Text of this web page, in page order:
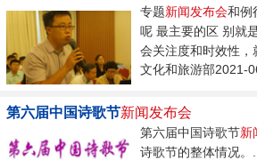
专题新闻发布会和例
呢 最主要的区 别就
会关注度和时效性，
问题，有时效性，我
文化和旅游部2021-
第六届中国诗歌节新闻发布会
第六届中国诗歌节新
诗歌节的整体情况。...